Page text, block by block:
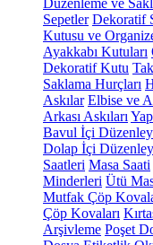
Düzenleme ve
Sepetler Dekoratif
Kutusu ve
Ayakkabı Kutuları
Dekoratif Kutu
Saklama Hurçları
Askılar Elbise ve
Arkası Askıları
Bavul İçi
Dolap İçi
Saatleri Masa Saati
Minderleri Ütü
Mutfak Çöp
Çöp Kovaları
Arşivleme Poşet